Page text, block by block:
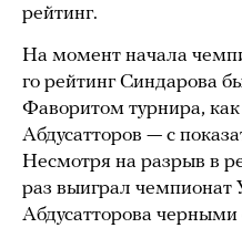
рейтинг.
На момент начала
го рейтинг Синдарова
Фаворитом турнира,
Абдусатторов — с
Несмотря на разрыв в
раз выиграл чемпионат
Абдусатторова